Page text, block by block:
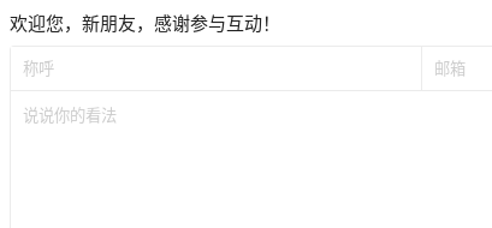
欢迎您，新朋友，感谢参与互动！